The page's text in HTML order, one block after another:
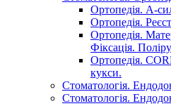
Ортопедія. А-
Ортопедія.
Ортопедія.
Фіксація.
Ортопедія.
кукси.
Стоматологія.
Стоматологія.